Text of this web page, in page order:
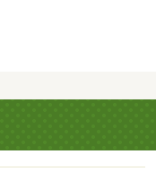
託料：必要 保証会
アコン／浴室乾燥
／ジョイフル水江店
倉敷水江店（その
店（その他）まで７
他）まで２５６ｍ／